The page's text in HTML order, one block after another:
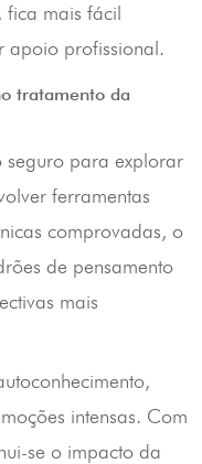
fica mais fácil
apoio profissional.
tratamento da
seguro para explorar
ferramentas
comprovadas, o
de pensamento
mais
intensas. Com
se o impacto da